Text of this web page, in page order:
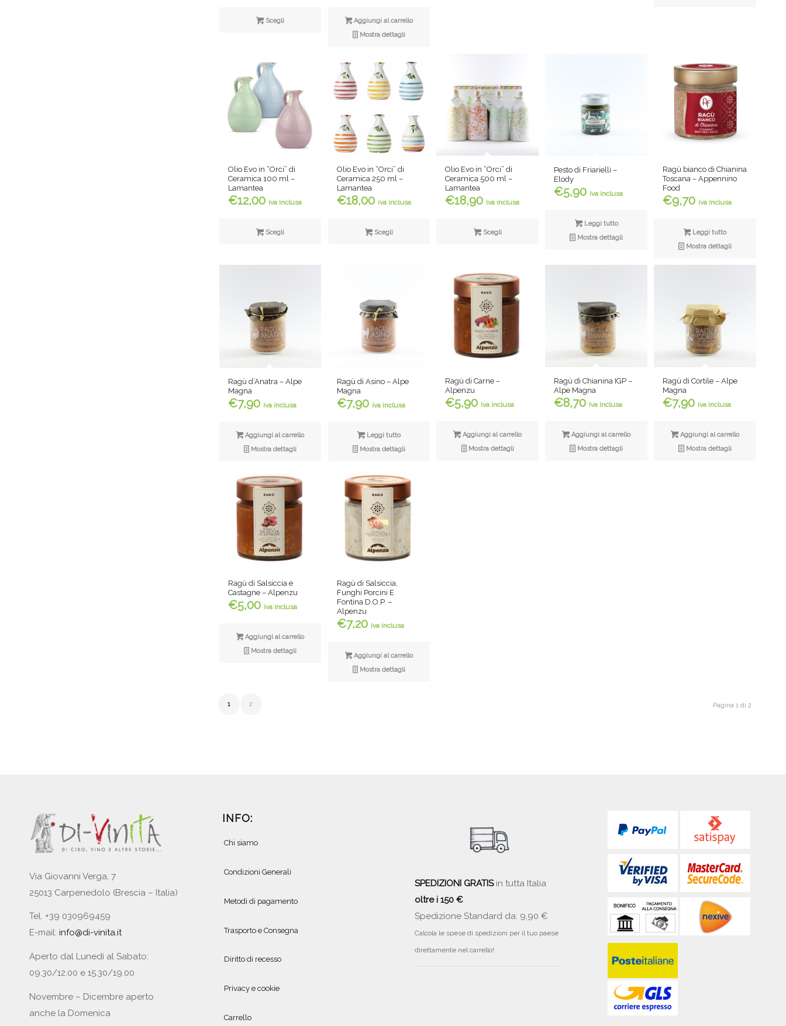
€18,90.
Scegli
€21,00.
Aggiungi al carrello
Mostra dettagli
Olio Evo in “Orci” di
Ceramica 100 ml –
Lamantea
€12,00 iva inclusa
Scegli
Olio Evo in “Orci” di
Ceramica 250 ml –
Lamantea
€18,00 iva inclusa
Scegli
Olio Evo in “Orci” di
Ceramica 500 ml –
Lamantea
€18,90 iva inclusa
Scegli
Pesto di Friarielli –
Elody
€5,90 iva inclusa
Leggi tutto
Mostra dettagli
Ragù bianco di Chianina
Toscana – Appennino
Food
€9,70 iva inclusa
Leggi tutto
Mostra dettagli
Ragù d’Anatra – Alpe
Magna
€7,90 iva inclusa
Aggiungi al carrello
Mostra dettagli
Ragù di Asino – Alpe
Magna
€7,90 iva inclusa
Leggi tutto
Mostra dettagli
Ragù di Carne –
Alpenzu
€5,90 iva inclusa
Aggiungi al carrello
Mostra dettagli
Ragù di Chianina IGP –
Alpe Magna
€8,70 iva inclusa
Aggiungi al carrello
Mostra dettagli
Ragù di Cortile – Alpe
Magna
€7,90 iva inclusa
Aggiungi al carrello
Mostra dettagli
Ragù di Salsiccia e
Castagne – Alpenzu
€5,00 iva inclusa
Aggiungi al carrello
Mostra dettagli
Ragù di Salsiccia,
Funghi Porcini E
Fontina D.O.P. –
Alpenzu
€7,20 iva inclusa
Aggiungi al carrello
Mostra dettagli
Pagina 1 di 2
1 2
Via Giovanni Verga, 7
25013 Carpenedolo (Brescia – Italia)
Tel. +39 030969459
E-mail: info@di-vinita.it
Aperto dal Lunedì al Sabato:
09.30/12.00 e 15.30/19.00
Novembre – Dicembre aperto
anche la Domenica
INFO:
Chi siamo
Condizioni Generali
Metodi di pagamento
Trasporto e Consegna
Diritto di recesso
Privacy e cookie
Carrello
SPEDIZIONI GRATISin tutta Italia
oltre i 150 €
Spedizione Standard da: 9,90 €
Calcola le spese di spedizioni per il tuo paese
direttamente nel carrello!